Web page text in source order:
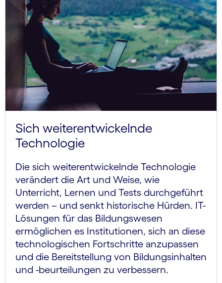
Sich weiter­entwickelnde
Technologie
Die sich weiterentwickelnde Technologie
verändert die Art und Weise, wie
Unterricht, Lernen und Tests durchgeführt
werden – und senkt historische Hürden. IT-
Lösungen für das Bildungswesen
ermöglichen es Institutionen, sich an diese
technologischen Fortschritte anzupassen
und die Bereitstellung von Bildungsinhalten
und -beurteilungen zu verbessern.